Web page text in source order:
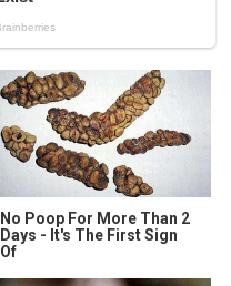
No Poop For More Than 2
Days - It's The First Sign
Of